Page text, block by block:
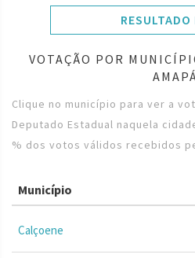
RESULTADO
VOTAÇÃO POR
Clique no município para ver a
Deputado Estadual naquela
% dos votos válidos recebidos
Município
Calçoene